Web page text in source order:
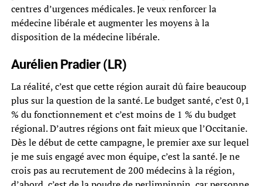
centres d’urgences médicales. Je veux renforcer la
médecine libérale et augmenter les moyens à la
disposition de la médecine libérale.
Aurélien Pradier (LR)
La réalité, c’est que cette région aurait dû faire beaucoup
plus sur la question de la santé. Le budget santé, c’est 0,1
% du fonctionnement et c’est moins de 1 % du budget
régional. D’autres régions ont fait mieux que l’Occitanie.
Dès le début de cette campagne, le premier axe sur lequel
je me suis engagé avec mon équipe, c’est la santé. Je ne
crois pas au recrutement de 200 médecins à la région,